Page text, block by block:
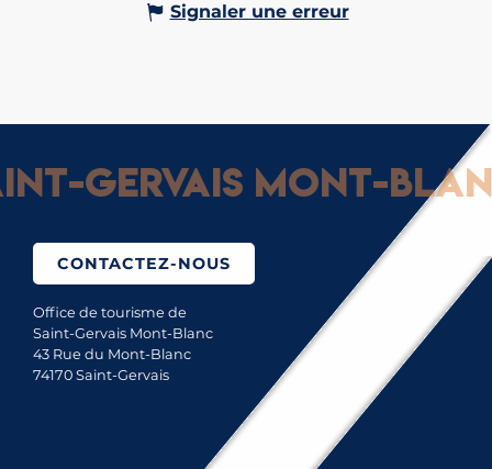
Signaler une erreur
Gervais Mont-Blanc
CONTACTEZ-NOUS
Office de tourisme de
Saint-Gervais Mont-Blanc
43 Rue du Mont-Blanc
74170 Saint-Gervais